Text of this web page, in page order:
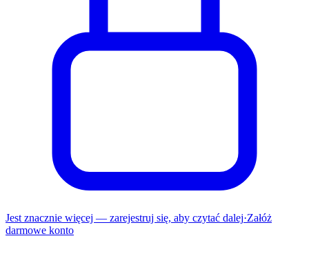
Jest znacznie więcej — zarejestruj się, aby czytać dalej·Załóż
darmowe konto